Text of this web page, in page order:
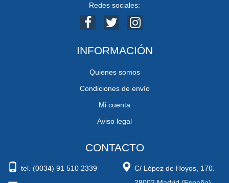
Redes sociales:
INFORMACIÓN
Quienes somos
Condiciones de envío
Mi cuenta
Aviso legal
CONTACTO
tel. (0034) 91 510 2339
C/ López de Hoyos, 170.